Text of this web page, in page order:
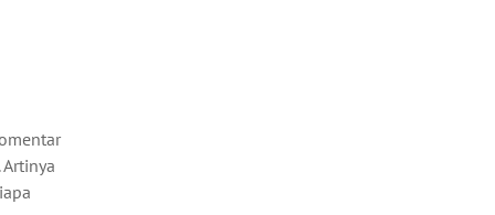
Artinya